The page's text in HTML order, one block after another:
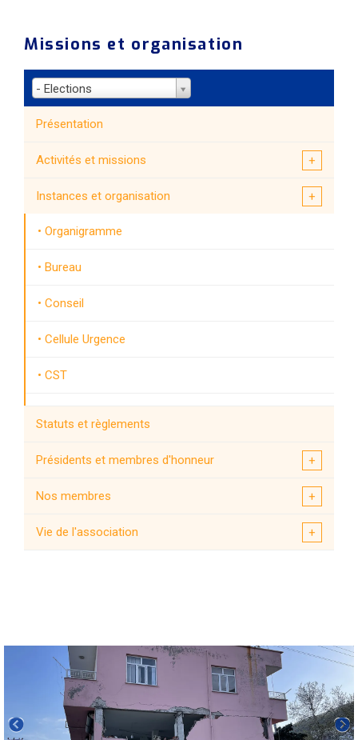
Missions et organisation
- Elections
Présentation
Activités et missions
Instances et organisation
Organigramme
Bureau
Conseil
Cellule Urgence
CST
Statuts et règlements
Présidents et membres d'honneur
Nos membres
Vie de l'association